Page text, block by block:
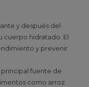
y después del
cuerpo hidratado. El
y prevenir
principal fuente de
como arroz